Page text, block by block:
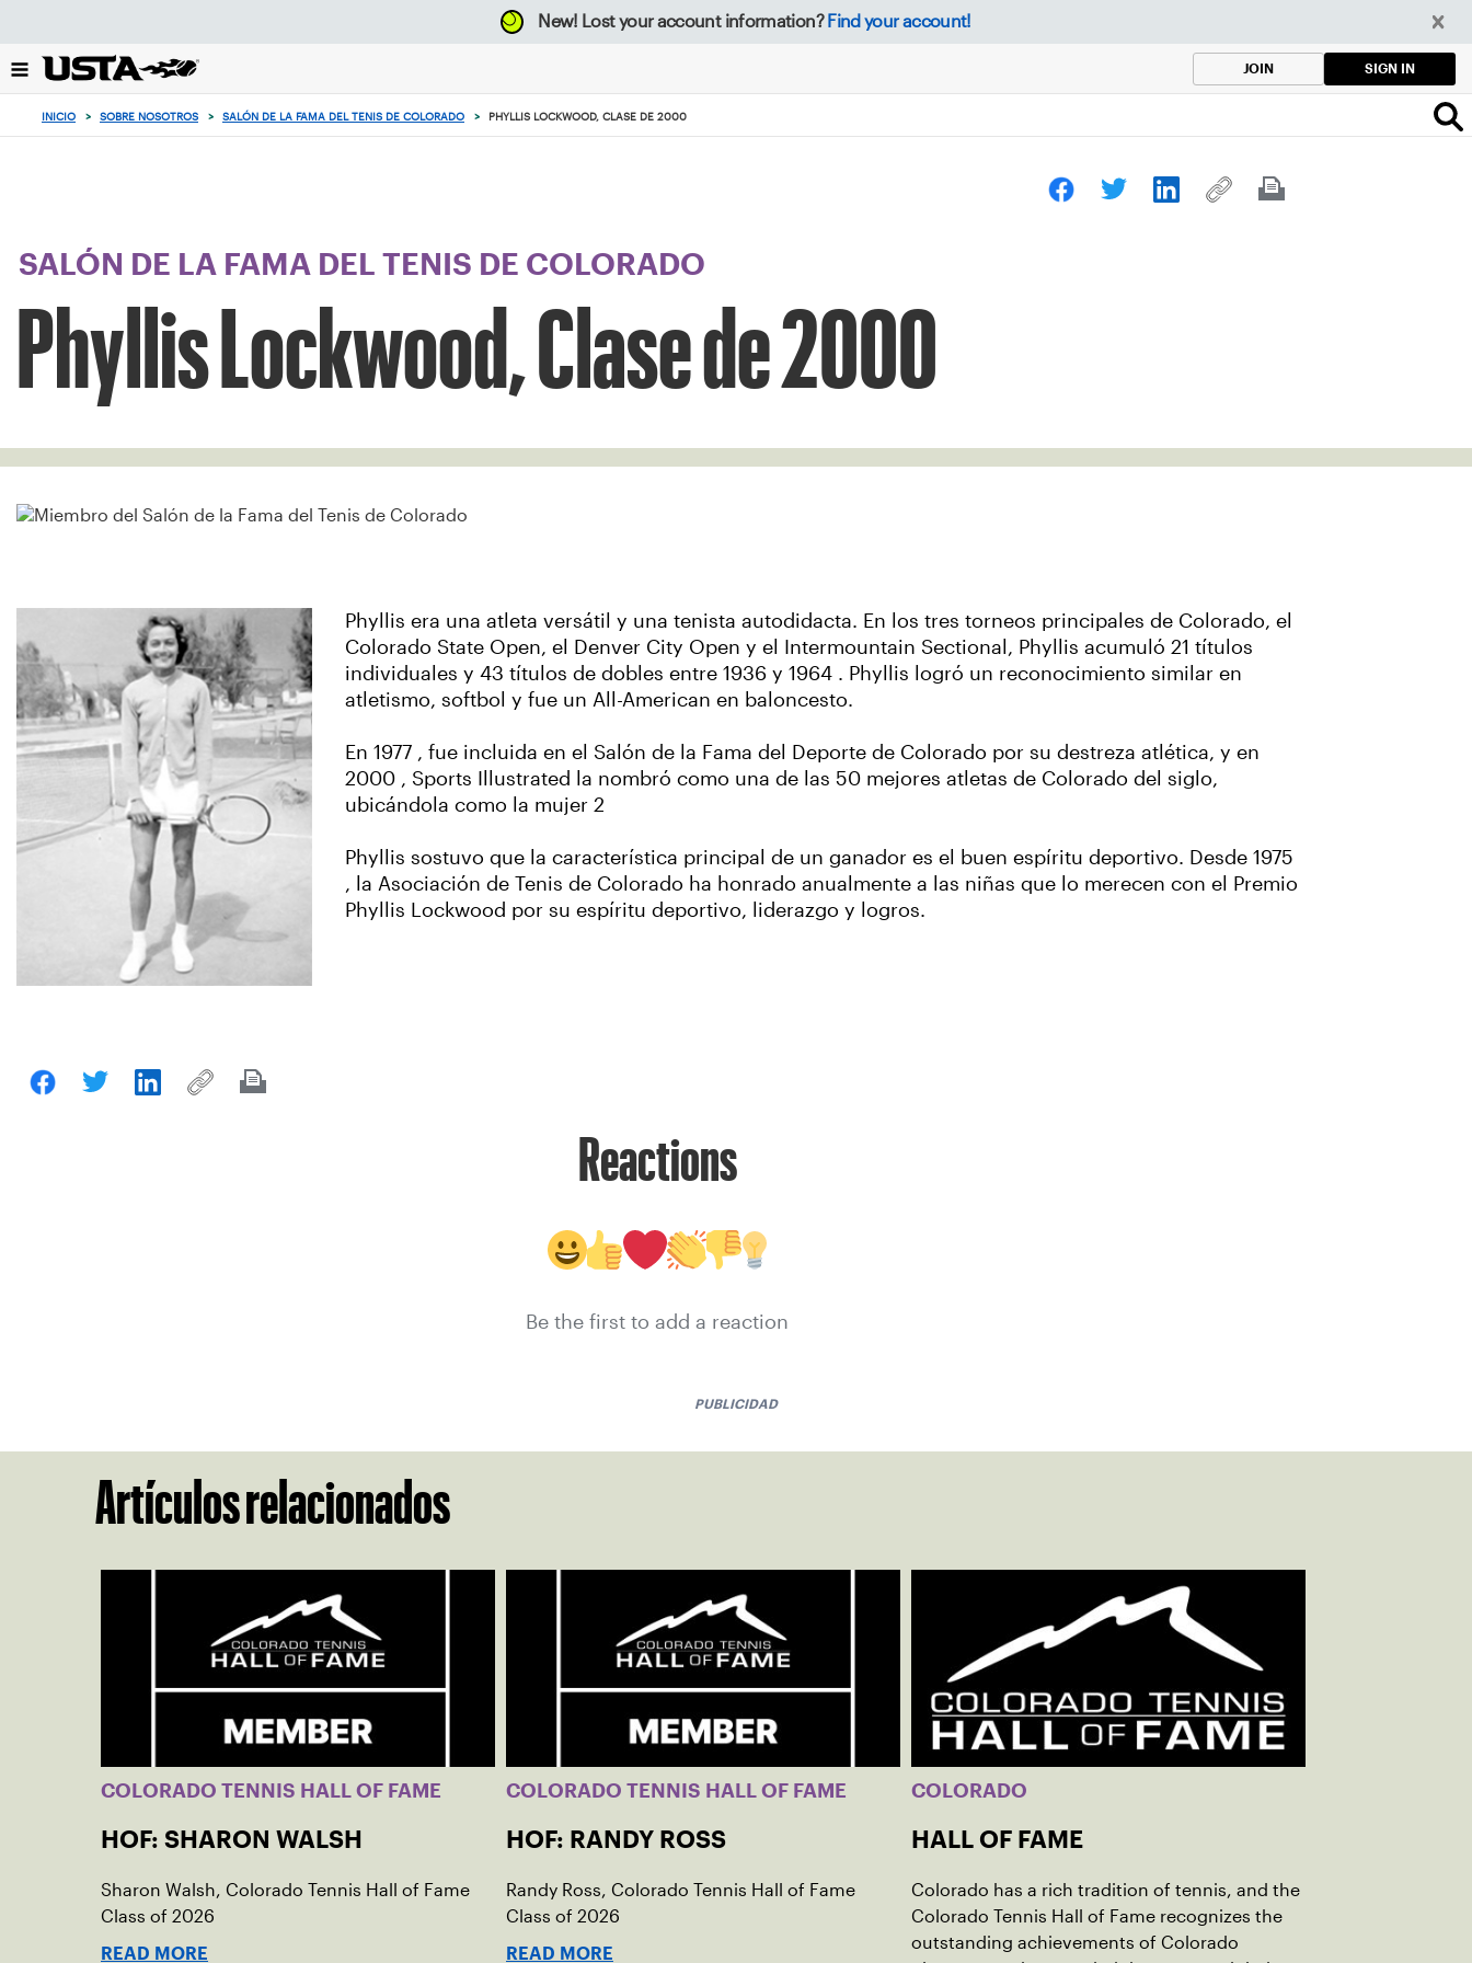
el
botón
New! Lost your account information? Find your account!
JOIN SIGN IN
INICIO > SOBRE NOSOTROS > SALÓN DE LA FAMA DEL TENIS DE COLORADO > PHYLLIS LOCKWOOD, CLASE DE 2000
SALÓN DE LA FAMA DEL TENIS DE COLORADO
Phyllis Lockwood, Clase de 2000
Phyllis era una atleta versátil y una tenista autodidacta. En los tres torneos principales de Colorado, el
Colorado State Open, el Denver City Open y el Intermountain Sectional, Phyllis acumuló 21 títulos
individuales y 43 títulos de dobles entre 1936 y 1964 . Phyllis logró un reconocimiento similar en
atletismo, softbol y fue un All-American en baloncesto.
En 1977 , fue incluida en el Salón de la Fama del Deporte de Colorado por su destreza atlética, y en
2000 , Sports Illustrated la nombró como una de las 50 mejores atletas de Colorado del siglo,
ubicándola como la mujer 2
Phyllis sostuvo que la característica principal de un ganador es el buen espíritu deportivo. Desde 1975
, la Asociación de Tenis de Colorado ha honrado anualmente a las niñas que lo merecen con el Premio
Phyllis Lockwood por su espíritu deportivo, liderazgo y logros.
Reactions
Be the first to add a reaction
PUBLICIDAD
Artículos relacionados
COLORADO TENNIS HALL OF FAME
HOF: SHARON WALSH
Sharon Walsh, Colorado Tennis Hall of Fame
Class of 2026
READ MORE
COLORADO TENNIS HALL OF FAME
HOF: RANDY ROSS
Randy Ross, Colorado Tennis Hall of Fame
Class of 2026
READ MORE
COLORADO
HALL OF FAME
Colorado has a rich tradition of tennis, and the
Colorado Tennis Hall of Fame recognizes the
outstanding achievements of Colorado